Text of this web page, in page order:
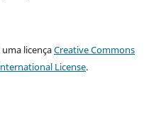
licençaCreative Commons
License.